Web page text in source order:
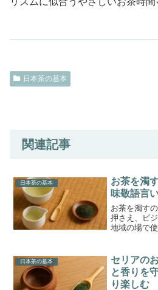
日本茶の基本
関連記事
日本茶の基本
お茶を濁
味敬語言
お茶を濁す
押さえ、ビ
地域の場で
日本茶の基本
セリアの
と香りを
り楽しむ